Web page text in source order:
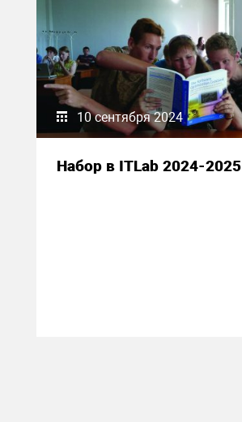
10 сентября 2024
Набор в ITLab 2024-2025